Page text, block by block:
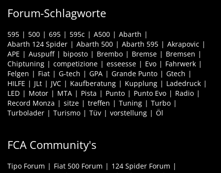
Forum-Schlagworte
595 500 695 595c A500
Abarth
Abarth 124 Spider
Abarth 500 Abarth 595
Akrapovic
APE
Auspuff biposto Brembo Bremse
Bremsen
Chiptuning
competizione esseesse Evo
Fahrwerk
Felgen
Fiat G-tech GPA Grande Punto
Gtech
HILFE
JLt JVC Kaufberatung Kupplung
Ladedruck
LED
Motor MTA Pista Punto Punto Evo
Radio
Record Monza
sitze treffen Tuning
Turbo
Turbolader
Turismo Tüv vorstellung Öl
FCA Community's
Tipo Forum Fiat 500 Forum
124 Spider Forum